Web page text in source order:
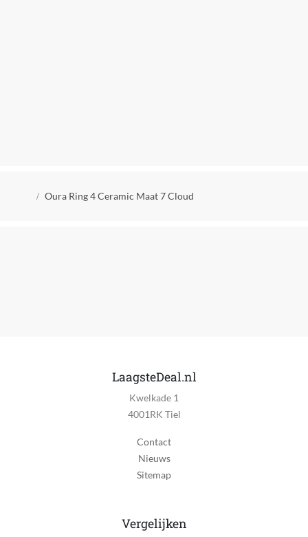
Kruimelpad
Oura Ring 4 Ceramic Maat 7 Cloud
LaagsteDeal.nl
Kwelkade 1
4001RK Tiel
Contact
Nieuws
Sitemap
Vergelijken